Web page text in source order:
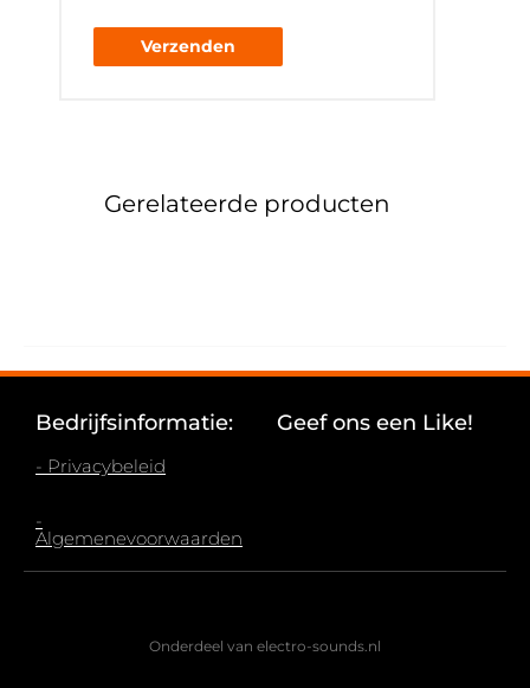
Gerelateerde producten
Bedrijfsinformatie:
- Privacybeleid
-
Algemenevoorwaarden
Geef ons een Like!
Onderdeel van electro-sounds.nl